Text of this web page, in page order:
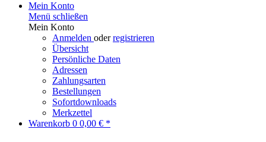
Mein Konto
Menü schließen
Mein Konto
Anmelden oderregistrieren
Übersicht
Persönliche Daten
Adressen
Zahlungsarten
Bestellungen
Sofortdownloads
Merkzettel
Warenkorb 0 0,00 € *